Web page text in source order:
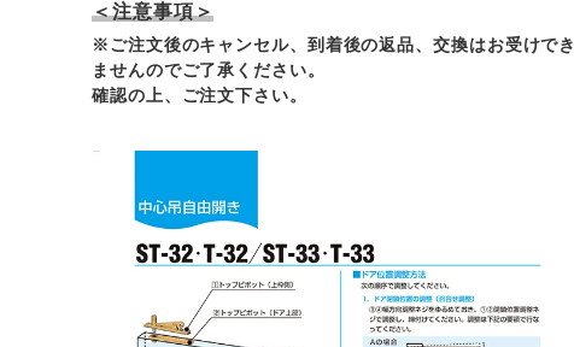
＜注意事項＞
※ご注文後のキャンセル、到着後の返品、交換はお受けでき
ませんのでご了承ください。
確認の上、ご注文下さい。